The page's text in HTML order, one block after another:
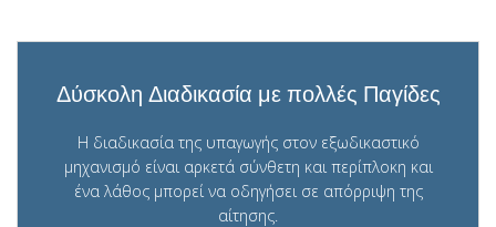
Δύσκολη Διαδικασία με πολλές Παγίδες
Η διαδικασία της υπαγωγής στον εξωδικαστικό
μηχανισμό είναι αρκετά σύνθετη και περίπλοκη και
ένα λάθος μπορεί να οδηγήσει σε απόρριψη της
αίτησης.